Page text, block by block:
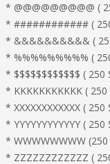
* @@@@@@@@@ (
* ############ (
* &&&&&&&&&& (
* %%%%%%%%% (
* $$$$$$$$$$$$ ( 250
* KKKKKKKKKKK (
* XXXXXXXXXXXX (
* YYYYYYYYYYYY (
* WWWWWWWW
* ZZZZZZZZZZZZ (